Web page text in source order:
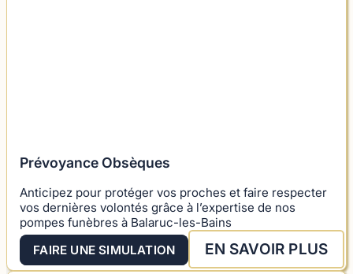
Prévoyance Obsèques
Anticipez pour protéger vos proches et faire respecter
vos dernières volontés grâce à l’expertise de nos
pompes funèbres à Balaruc-les-Bains
FAIRE UNE SIMULATION
EN SAVOIR PLUS